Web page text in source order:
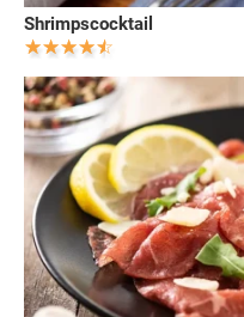
Shrimpscocktail